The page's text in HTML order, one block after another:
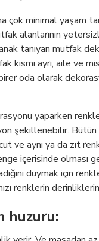
çok minimal yaşam
alanlarının
tanıyan mutfak
kısmı ayrı, aile ve
oda olarak
yaparken
şekillenebilir.
ve aynı ya da zıt
içerisinde olması
duymak için
renklerin
huzuru: